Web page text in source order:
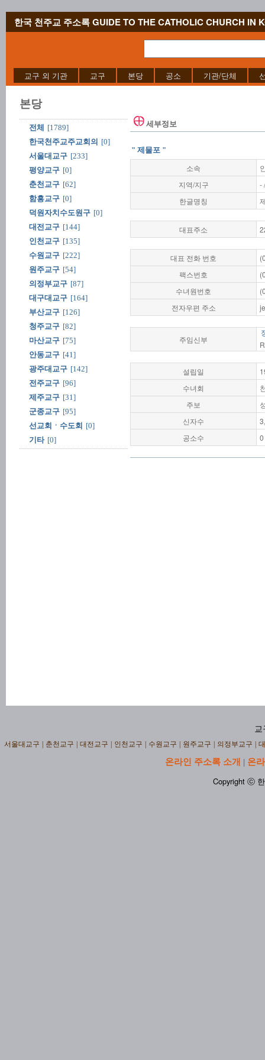
한국 천주교 주소록 GUIDE TO THE CATHOLIC CHURCH IN
교구 외 기관 교구 본당 공소 기관/단체
본당
전체
[1789]
한국천주교주교회의 [0]
서울대교구 [233]
평양교구 [0]
춘천교구 [62]
함흥교구 [0]
덕원자치수도원구 [0]
대전교구 [144]
인천교구 [135]
수원교구 [222]
원주교구 [54]
의정부교구 [87]
대구대교구 [164]
부산교구 [126]
청주교구 [82]
마산교구 [75]
안동교구 [41]
광주대교구 [142]
전주교구 [96]
제주교구 [31]
군종교구 [95]
선교회ㆍ수도회 [0]
기타 [0]
세부정보
" 제물포 "
소속
지역/지구
-
한글명칭
대표주소
대표 전화 번호
팩스번호
수녀원번호
전자우편 주소
주임신부
설립일
수녀회
주보
신자수
공소수
0
교
서울대교구 춘천교구 대전교구 인천교구 수원교구 원주교구 의정부교구
온라인 주소록 소개 | 온
Copyright ⓒ